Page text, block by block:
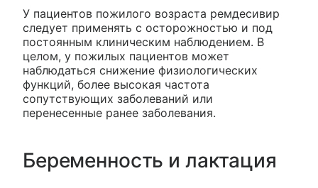
У пациентов пожилого возраста ремдесивир
следует применять с осторожностью и под
постоянным клиническим наблюдением. В
целом, у пожилых пациентов может
наблюдаться снижение физиологических
функций, более высокая частота
сопутствующих заболеваний или
перенесенные ранее заболевания.
Беременность и лактация